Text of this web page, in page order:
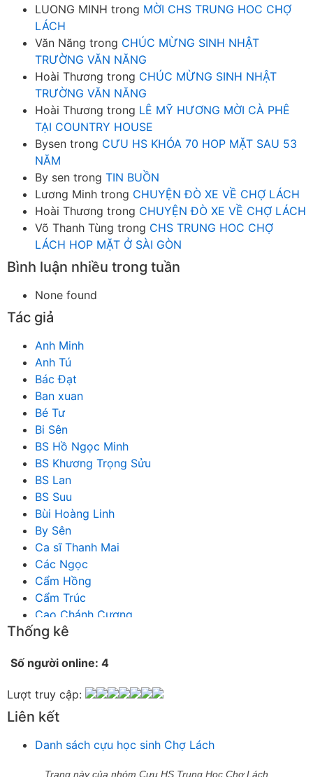
LUONG MINH trong MỜI CHS TRUNG HOC CHỢ
LÁCH
Văn Năng trong CHÚC MỪNG SINH NHẬT
TRƯỜNG VĂN NĂNG
Hoài Thương trong CHÚC MỪNG SINH NHẬT
TRƯỜNG VĂN NĂNG
Hoài Thương trong LÊ MỸ HƯƠNG MỜI CÀ PHÊ
TẠI COUNTRY HOUSE
Bysen trong CƯU HS KHÓA 70 HOP MẶT SAU 53
NĂM
By sen trong TIN BUỒN
Lương Minh trong CHUYỆN ĐÒ XE VỀ CHỢ LÁCH
Hoài Thương trong CHUYỆN ĐÒ XE VỀ CHỢ LÁCH
Võ Thanh Tùng trong CHS TRUNG HOC CHỢ
LÁCH HOP MẶT Ở SÀI GÒN
Bình luận nhiều trong tuần
None found
Tác giả
Anh Minh
Anh Tú
Bác Đạt
Ban xuan
Bé Tư
Bi Sên
BS Hồ Ngọc Minh
BS Khương Trọng Sửu
BS Lan
BS Suu
Bùi Hoàng Linh
By Sên
Ca sĩ Thanh Mai
Các Ngọc
Cẩm Hồng
Cẩm Trúc
Cao Chánh Cương
Cao Nhật Quyên
Chích Chị
Chu Trầm Nguyên Minh
Cò Bằng
Công Bình
Thống kê
Số người online: 4
Lượt truy cập:
Liên kết
Danh sách cựu học sinh Chợ Lách
Trang này của nhóm Cựu HS Trung Học Chợ Lách